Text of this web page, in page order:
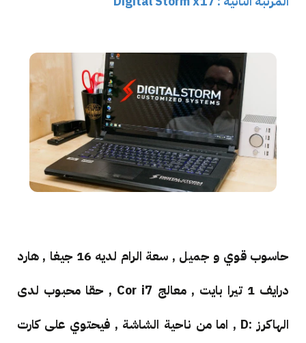
حاسوب قوي و جميل , سعة الرام لديه 16 جيغا , هارد
درايف 1 تيرا بايت , معالج Cor i7 , حقا محبوب لدى
الهاكرز :D , اما من ناحية الشاشة , فيحتوي على كارت